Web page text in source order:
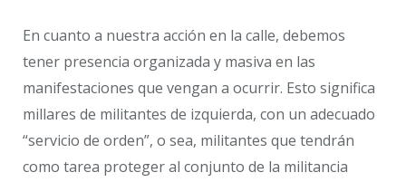
En cuanto a nuestra acción en la calle, debemos
tener presencia organizada y masiva en las
manifestaciones que vengan a ocurrir. Esto significa
millares de militantes de izquierda, con un adecuado
“servicio de orden”, o sea, militantes que tendrán
como tarea proteger al conjunto de la militancia